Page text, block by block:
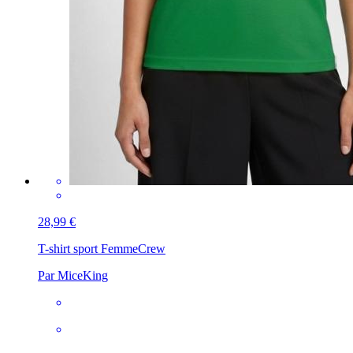
28,99 €
T-shirt sport FemmeCrew
Par MiceKing